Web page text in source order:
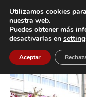
Inicio Etiquetas Festa
Etiqueta:
Utilizamos cookies
nuestra web.
Puedes obtener más
desactivarlas en
Aceptar